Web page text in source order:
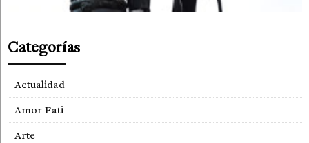
Categorías
Actualidad
Amor Fati
Arte